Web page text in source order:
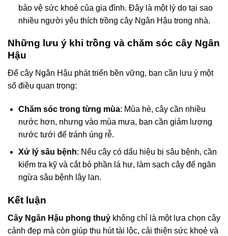
bảo vệ sức khoẻ của gia đình. Đây là một lý do tại sao
nhiều người yêu thích trồng cây Ngân Hậu trong nhà.
Những lưu ý khi trồng và chăm sóc cây Ngân
Hậu
Để cây Ngân Hậu phát triển bền vững, bạn cần lưu ý một
số điều quan trọng:
Chăm sóc trong từng mùa: Mùa hè, cây cần nhiều
nước hơn, nhưng vào mùa mưa, bạn cần giảm lượng
nước tưới để tránh úng rễ.
Xử lý sâu bệnh: Nếu cây có dấu hiệu bị sâu bệnh, cần
kiểm tra kỹ và cắt bỏ phần lá hư, làm sạch cây để ngăn
ngừa sâu bệnh lây lan.
Kết luận
Cây Ngân Hậu phong thuỷ không chỉ là một lựa chọn cây
cảnh đẹp mà còn giúp thu hút tài lộc, cải thiện sức khoẻ và